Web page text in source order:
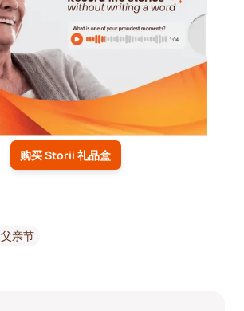
购买 Storii 礼品盒
父亲节